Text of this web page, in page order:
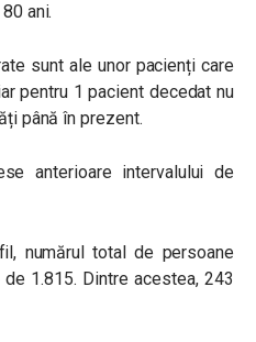
ani.
sunt ale unor pacienți care
pentru 1 pacient decedat nu
până în prezent.
anterioare intervalului de
numărul total de persoane
1.815. Dintre acestea, 243